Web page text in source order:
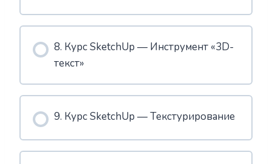
8. Курс SketchUp — Инструмент «3D-
текст»
9. Курс SketchUp — Текстурирование